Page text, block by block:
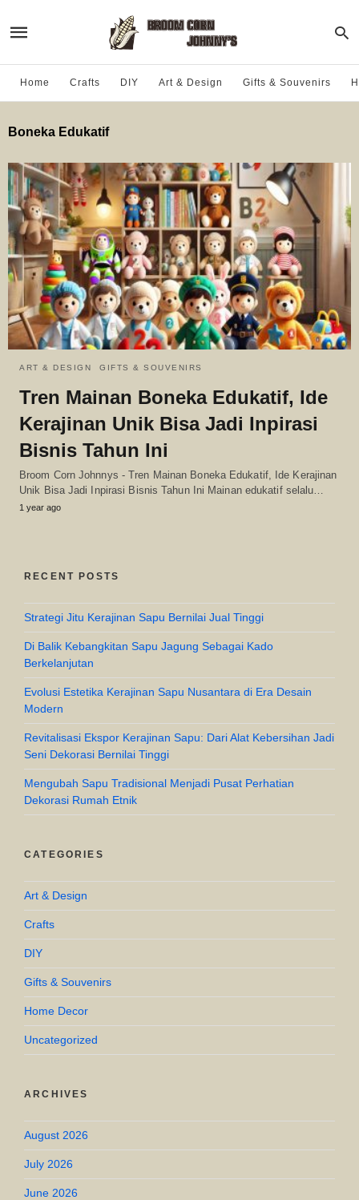
Home Crafts DIY Art & Design Gifts & Souvenirs
Boneka Edukatif
ART & DESIGN GIFTS & SOUVENIRS
Tren Mainan Boneka Edukatif, Ide
Kerajinan Unik Bisa Jadi Inpirasi
Bisnis Tahun Ini
Broom Corn Johnnys - Tren Mainan Boneka Edukatif, Ide Kerajinan
Unik Bisa Jadi Inpirasi Bisnis Tahun Ini Mainan edukatif selalu…
1 year ago
RECENT POSTS
Strategi Jitu Kerajinan Sapu Bernilai Jual Tinggi
Di Balik Kebangkitan Sapu Jagung Sebagai Kado
Berkelanjutan
Evolusi Estetika Kerajinan Sapu Nusantara di Era Desain
Modern
Revitalisasi Ekspor Kerajinan Sapu: Dari Alat Kebersihan Jadi
Seni Dekorasi Bernilai Tinggi
Mengubah Sapu Tradisional Menjadi Pusat Perhatian
Dekorasi Rumah Etnik
CATEGORIES
Art & Design
Crafts
DIY
Gifts & Souvenirs
Home Decor
Uncategorized
ARCHIVES
August 2026
July 2026
June 2026